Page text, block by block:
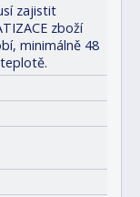
zajistit
zboží
minimálně 48